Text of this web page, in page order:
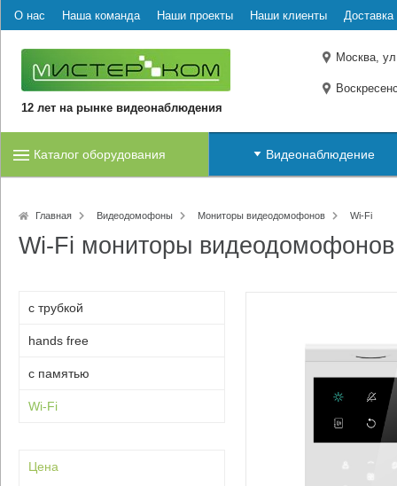
О нас Наша команда Наши проекты Наши клиенты Доставка
12 лет на рынке видеонаблюдения
Москва,
Каталог оборудования Видеонаблюдение
Главная Видеодомофоны Мониторы видеодомофонов Wi-Fi
Wi-Fi мониторы видеодомофонов
с трубкой
hands free
с памятью
Wi-Fi
Цена